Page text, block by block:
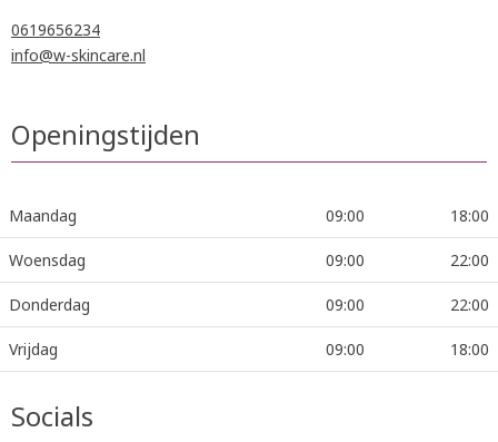
0619656234
info@w-skincare.nl
Openingstijden
Maandag 09:00 18:00
Woensdag 09:00 22:00
Donderdag 09:00 22:00
Vrijdag 09:00 18:00
Socials